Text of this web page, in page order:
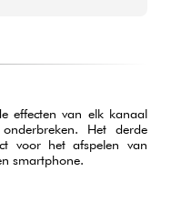
effecten van elk kanaal
Het derde
voor het afspelen van
smartphone.